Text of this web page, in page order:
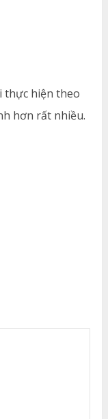
thực hiện theo
hơn rất nhiều.